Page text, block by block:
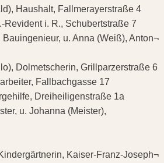
Haushalt, Fallmerayerstraße 4
Revident i. R., Schubertstraße 7
u. Anna (Weiß), Anton¬
Dolmetscherin, Grillparzerstraße 6
Fallbachgasse 17
Dreiheiligenstraße 1a
u. Johanna (Meister),
Kaiser-Franz-Joseph¬